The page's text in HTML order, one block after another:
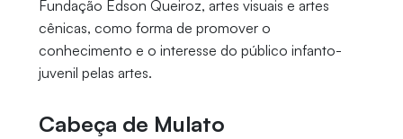
Fundação Edson Queiroz, artes visuais e artes
cênicas, como forma de promover o
conhecimento e o interesse do público infanto-
juvenil pelas artes.
Cabeça de Mulato